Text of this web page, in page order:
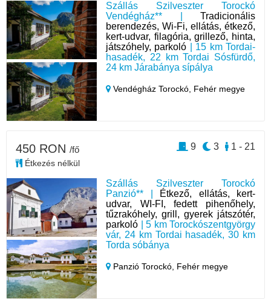
Szállás Szilveszter Torockó
Vendégház** | Tradicionális
berendezés, Wi-Fi, ellátás, étkező,
kert-udvar, filagória, grillező, hinta,
játszóhely, parkoló | 15 km Tordai-
hasadék, 22 km Tordai Sósfürdő,
24 km Járabánya sípálya
Vendégház Torockó, Fehér megye
Szállás Szilveszter Torockó
Panzió** |
Étkező, ellátás, kert-
udvar, WI-FI, fedett pihenőhely,
tűzrakóhely, grill, gyerek játszótér,
parkoló | 5 km Torockószentgyörgy
vár, 24 km Tordai hasadék, 30 km
Torda sóbánya
Panzió Torockó, Fehér megye
450 RON /fő
Étkezés nélkül
1 - 21
3
9